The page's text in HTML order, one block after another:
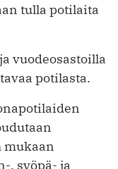
tulla potilaita
vuodeosastoilla
potilasta.
mukaan
, syöpä- ja